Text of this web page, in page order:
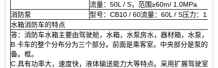
流量：50L / S，范围≥60m/ 1.0MPa
消防泵
型号：CB10 / 60流量：60L / S压力：
水箱消防车的特点
答：消防车水箱主要由驾驶舱，水箱，水泵房水，器材箱，水泵，
B.卡车的整个分布分为三个部分。前面是乘客室。中央部分是泵的
备。框。
C.具有功率大，速度快，液体输送能力大等特点。采用扩展驾驶室